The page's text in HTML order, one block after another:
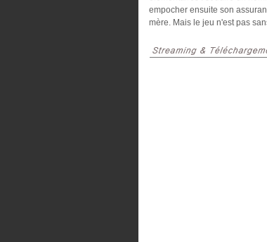
empocher ensuite son
mère. Mais le jeu n'est pas